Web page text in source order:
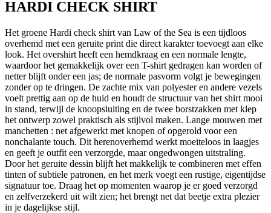
HARDI CHECK SHIRT
Het groene Hardi check shirt van Law of the Sea is een tijdloos
overhemd met een geruite print die direct karakter toevoegt aan elke
look. Het overshirt heeft een hemdkraag en een normale lengte,
waardoor het gemakkelijk over een T-shirt gedragen kan worden of
netter blijft onder een jas; de normale pasvorm volgt je bewegingen
zonder op te dringen. De zachte mix van polyester en andere vezels
voelt prettig aan op de huid en houdt de structuur van het shirt mooi
in stand, terwijl de knoopsluiting en de twee borstzakken met klep
het ontwerp zowel praktisch als stijlvol maken. Lange mouwen met
manchetten : net afgewerkt met knopen of opgerold voor een
nonchalante touch. Dit herenoverhemd werkt moeiteloos in laagjes
en geeft je outfit een verzorgde, maar ongedwongen uitstraling.
Door het geruite dessin blijft het makkelijk te combineren met effen
tinten of subtiele patronen, en het merk voegt een rustige, eigentijdse
signatuur toe. Draag het op momenten waarop je er goed verzorgd
en zelfverzekerd uit wilt zien; het brengt net dat beetje extra plezier
in je dagelijkse stijl.